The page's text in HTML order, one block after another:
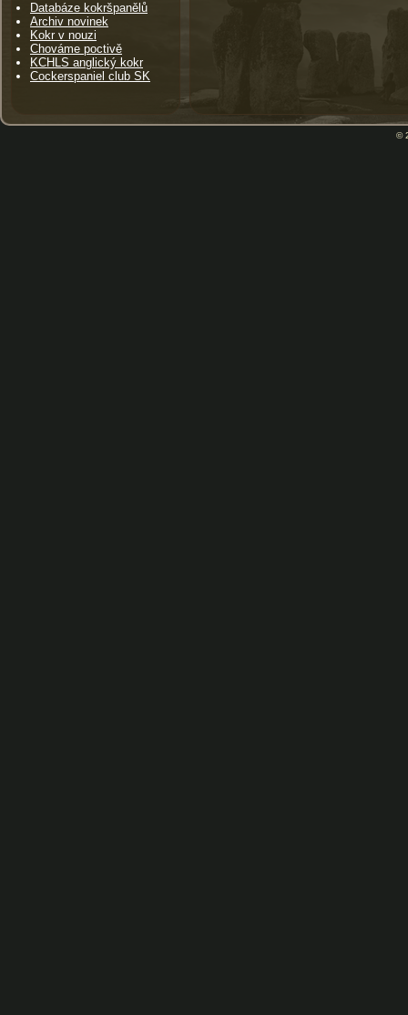
Databáze kokršpanělů
Archiv novinek
Kokr v nouzi
Chováme poctivě
KCHLS anglický kokr
Cockerspaniel club SK
©